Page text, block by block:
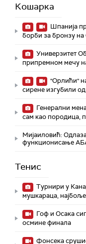
Кошарка
Шпанија
борби за бронзу на
Универзитет
припремном мечу
"Орлићи"
сирене изгубили
Генерални
сам као породица,
Мијаиловић:
функционисање
Тенис
Турнири у
мушкараца,
Гоф и Осака
осмине финала
Фонсека